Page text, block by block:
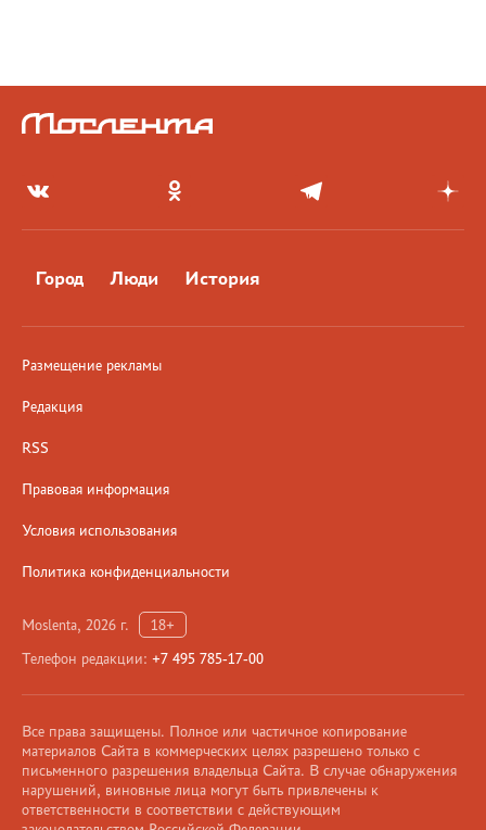
Город Люди История
Размещение рекламы
Редакция
RSS
Правовая информация
Условия использования
Политика конфиденциальности
Moslenta, 2026 г.
18+
Телефон редакции: +7 495 785-17-00
Все права защищены. Полное или частичное копирование
материалов Сайта в коммерческих целях разрешено только с
письменного разрешения владельца Сайта. В случае обнаружения
нарушений, виновные лица могут быть привлечены к
ответственности в соответствии с действующим